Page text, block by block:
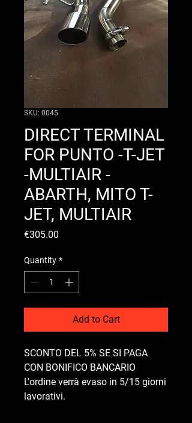
SKU: 0045
DIRECT TERMINAL
FOR PUNTO -T-JET
-MULTIAIR -
ABARTH, MITO T-
JET, MULTIAIR
€305.00
Quantity *
Add to Cart
SCONTO DEL 5% SE SI PAGA
CON BONIFICO BANCARIO
L'ordine verrà evaso in 5/15 giorni
lavorativi.